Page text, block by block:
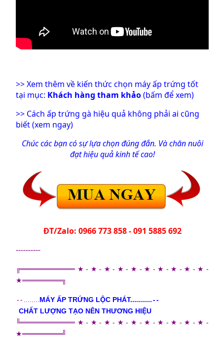
>> Xem thêm về kiến thức chọn máy ấp trứng tốt
tại mục: Khách hàng tham khảo(bấm để xem)
>> Cách ấp trứng gà hiệu quả không phải ai cũng
biết (xem ngay)
Chúc các bạn có sự lựa chọn đúng đắn. Và chăn nuôi
đạt hiệu quả kinh tế cao!
ĐT/Zalo: 0966 773 858 - 091 5885 692
----------
╔═══════════★-★-★-★-★-★-★-★-★-★-
★════════╗
-- ........MÁY ẤP TRỨNG LỘC PHÁT...........--
CHẤT LƯỢNG TẠO NÊN THƯƠNG HIỆU
╚═══════════★-★-★-★-★-★-★-★-★-★-
★════════╝